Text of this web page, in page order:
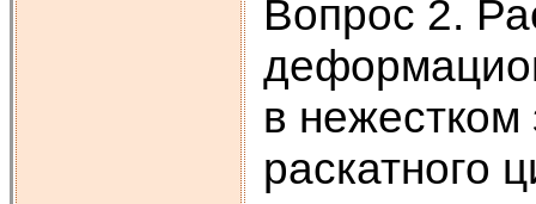
Вопрос 2.
в
раскатного